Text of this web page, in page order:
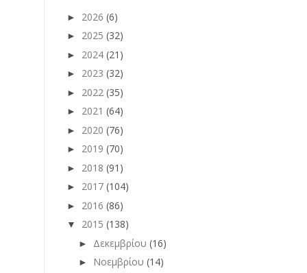
► 2026 (6)
► 2025 (32)
► 2024 (21)
► 2023 (32)
► 2022 (35)
► 2021 (64)
► 2020 (76)
► 2019 (70)
► 2018 (91)
► 2017 (104)
► 2016 (86)
▼ 2015 (138)
► Δεκεμβρίου (16)
► Νοεμβρίου (14)